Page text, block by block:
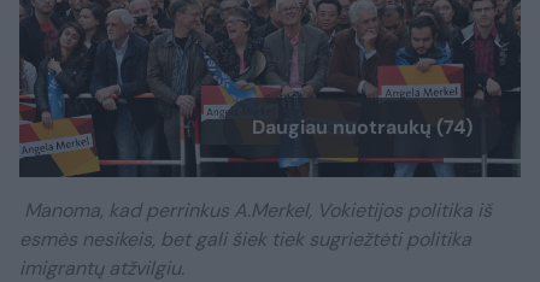
Daugiau nuotraukų (74)
Manoma, kad perrinkus A.Merkel, Vokietijos politika iš
esmės nesikeis, bet gali šiek tiek sugriežtėti politika
imigrantų atžvilgiu.